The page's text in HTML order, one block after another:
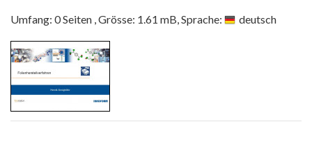
Umfang: 0 Seiten , Grösse: 1.61 mB, Sprache:
deutsch